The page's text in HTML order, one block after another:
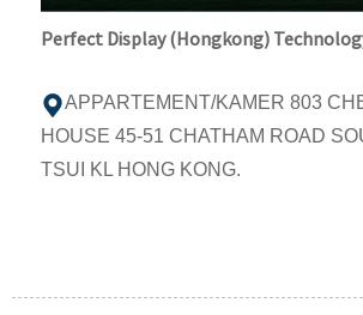
Perfect Display (Hongkong)
APPARTEMENT/KAMER 803
HOUSE 45-51 CHATHAM ROAD
TSUI KL HONG KONG.